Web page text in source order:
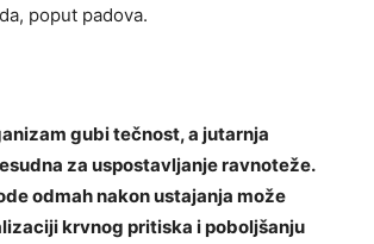
poput padova.
gubi tečnost, a jutarnja
za uspostavljanje ravnoteže.
odmah nakon ustajanja može
krvnog pritiska i poboljšanju